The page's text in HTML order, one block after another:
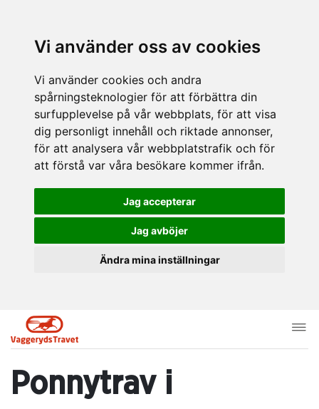
Vi använder oss av cookies
Vi använder cookies och andra
spårningsteknologier för att förbättra din
surfupplevelse på vår webbplats, för att visa
dig personligt innehåll och riktade annonser,
för att analysera vår webbplatstrafik och för
att förstå var våra besökare kommer ifrån.
Jag accepterar
Jag avböjer
Ändra mina inställningar
Ponnytrav i